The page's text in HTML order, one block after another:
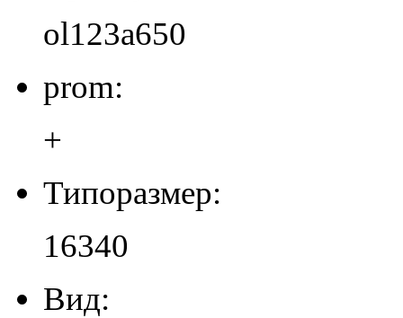
ol123a650
prom:
+
Типоразмер:
16340
Вид: